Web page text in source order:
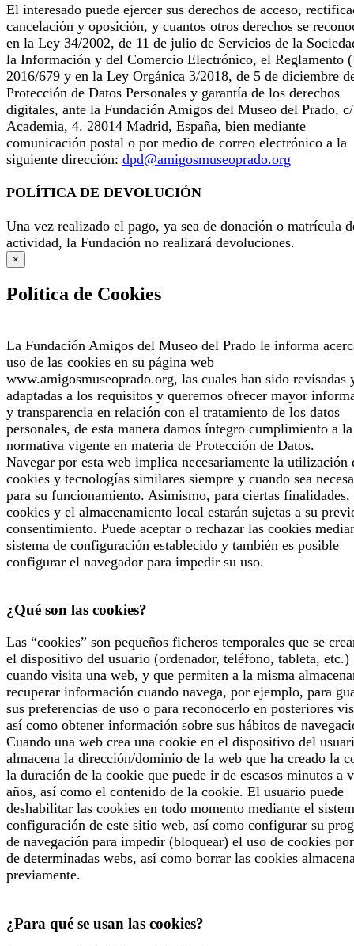
El interesado puede ejercer sus derechos de acceso,
cancelación y oposición, y cuantos otros derechos se
en la Ley 34/2002, de 11 de julio de Servicios de la
la Información y del Comercio Electrónico, el Reglamento
2016/679 y en la Ley Orgánica 3/2018, de 5 de diciembre
Protección de Datos Personales y garantía de los derechos
digitales, ante la Fundación Amigos del Museo del Prado,
Academia, 4. 28014 Madrid, España, bien mediante
comunicación postal o por medio de correo electrónico a la
siguiente dirección: dpd@amigosmuseoprado.org
POLÍTICA DE DEVOLUCIÓN
Una vez realizado el pago, ya sea de donación o matrícula
actividad, la Fundación no realizará devoluciones.
×
Política de Cookies
La Fundación Amigos del Museo del Prado le informa
uso de las cookies en su página web
www.amigosmuseoprado.org, las cuales han sido revisadas
adaptadas a los requisitos y queremos ofrecer mayor
y transparencia en relación con el tratamiento de los datos
personales, de esta manera damos íntegro cumplimiento a la
normativa vigente en materia de Protección de Datos.
Navegar por esta web implica necesariamente la utilización
cookies y tecnologías similares siempre y cuando sea
para su funcionamiento. Asimismo, para ciertas finalidades,
cookies y el almacenamiento local estarán sujetas a su
consentimiento. Puede aceptar o rechazar las cookies
sistema de configuración establecido y también es posible
configurar el navegador para impedir su uso.
¿Qué son las cookies?
Las “cookies” son pequeños ficheros temporales que se
el dispositivo del usuario (ordenador, teléfono, tableta, etc.)
cuando visita una web, y que permiten a la misma
recuperar información cuando navega, por ejemplo, para
sus preferencias de uso o para reconocerlo en posteriores
así como obtener información sobre sus hábitos de
Cuando una web crea una cookie en el dispositivo del
almacena la dirección/dominio de la web que ha creado la
la duración de la cookie que puede ir de escasos minutos a
años, así como el contenido de la cookie. El usuario puede
deshabilitar las cookies en todo momento mediante el
configuración de este sitio web, así como configurar su
de navegación para impedir (bloquear) el uso de cookies
de determinadas webs, así como borrar las cookies
previamente.
¿Para qué se usan las cookies?